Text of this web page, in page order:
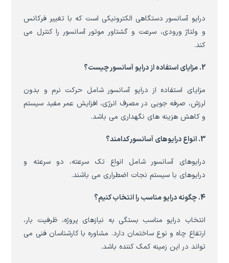
درایو آسانسور دستگاهی الکترونیکی است که با تغییر فرکانس
و ولتاژ ورودی، سرعت و گشتاور موتور آسانسور را کنترل می
کند.
2. مزایای استفاده از درایو آسانسور چیست؟
مزایای استفاده از درایو آسانسور شامل حرکت نرم و بدون
لرزش، صرفه جویی در مصرف انرژی، افزایش عمر مفید سیستم
و کاهش هزینه های نگهداری می باشد.
3. انواع درایوهای آسانسور کدامند؟
درایوهای آسانسور شامل انواع تک سرعته، دو سرعته و
درایوهای با سیستم نجات اضطراری می باشند.
4. چگونه درایو مناسب را انتخاب کنیم؟
انتخاب درایو مناسب بستگی به نیازهای پروژه، ظرفیت بار،
ارتفاع چاه و نوع ساختمان دارد. مشاوره با کارشناسان فنی می
تواند در این زمینه کمک کننده باشد.